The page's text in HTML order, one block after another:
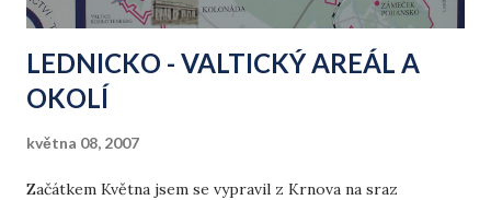
LEDNICKO - VALTICKÝ AREÁL A
OKOLÍ
května 08, 2007
Začátkem Května jsem se vypravil z Krnova na sraz